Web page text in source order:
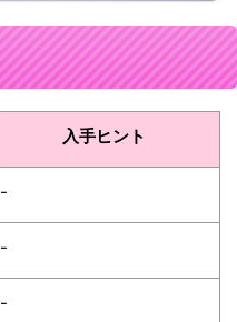
入手ヒント
-
-
-